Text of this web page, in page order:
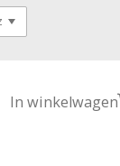
In winkelwagen